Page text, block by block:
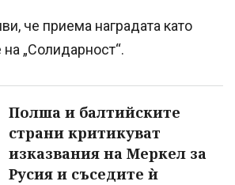
че приема наградата като
на „Солидарност“.
Полша и балтийските
страни критикуват
изказвания на Меркел за
Русия и съседите ѝ